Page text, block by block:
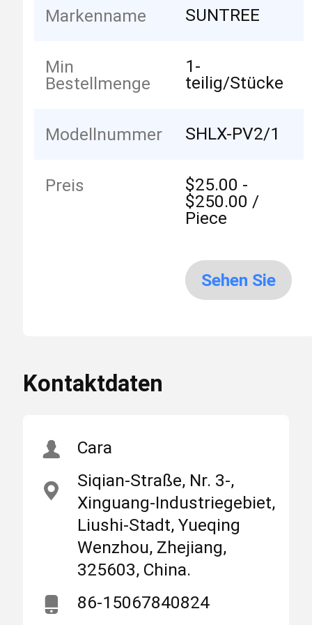
Nach Hause
MCB-Leistungsschalter
Geformter Fall-Leistungsschalter
Wechselstrom-Leistungsschalter
Netzverteilungs-Kabinett
Markenname SUNTREE
Min
Bestellmenge
1-
teilig/Stücke
Modellnummer SHLX-PV2/1
Preis
$25.00 -
$250.00 /
Piece
Sehen Sie
Kasten DCs IP65
,
elektrischer
Kombinator-
Kasten 2Input
1Output
Herkunftsort Zhejiang, China
Kontaktdaten
Cara
Siqian-Straße, Nr. 3-,
Xinguang-Industriegebiet,
Liushi-Stadt, Yueqing
Wenzhou, Zhejiang,
325603, China.
86-15067840824